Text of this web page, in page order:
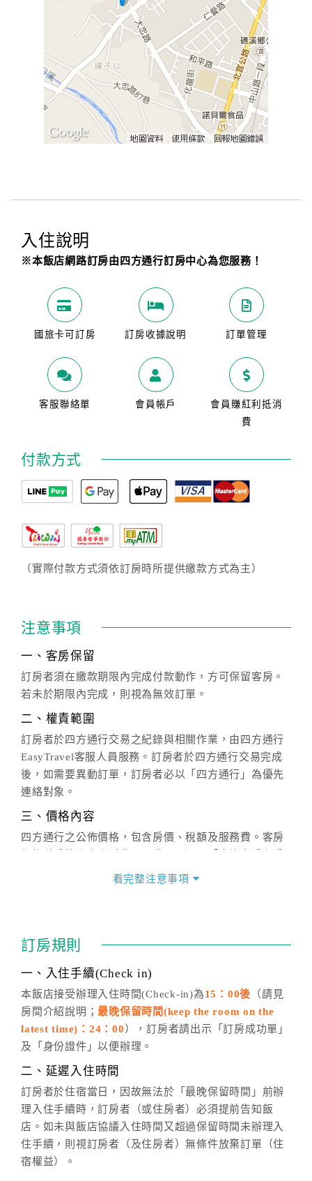
入住說明
※本飯店網路訂房由四方通行訂房中心為您服務！
國旅卡可訂房 訂房收據說明 訂單管理
客服聯絡單 會員帳戶
會員賺紅利抵消
費
付款方式
（實際付款方式須依訂房時所提供繳款方式為主）
注意事項
一、客房保留
訂房者須在繳款期限內完成付款動作，方可保留客房。
若未於期限內完成，則視為無效訂單。
二、權責範圍
訂房者於四方通行交易之紀錄與相關作業，由四方通行
EasyTravel客服人員服務。訂房者於四方通行交易完成
後，如需要異動訂單，訂房者必以「四方通行」為優先
連絡對象。
三、價格內容
四方通行之公佈價格，包含房價、稅額及服務費。客房
價」之當日價格為標準。
話方式異動訂單。
※非客服時間之申辦異動，皆為次日計算及辦理。
五、客服時間
週一至週日，上午9:00～晚上6:00
六、聯絡方式
(07)9682715 。
看完整注意事項
訂房規則
一、入住手續(Check in)
本飯店接受辦理入住時間(Check-in)為15：00後 （請見
房間介紹說明；最晚保留時間(keep the room on the
latest time)：24：00），訂房者請出示「訂房成功單」
及「身份證件」以便辦理。
二、延遲入住時間
訂房者於住宿當日，因故無法於「最晚保留時間」前辦
理入住手續時，訂房者（或住房者）必須提前告知飯
店。如未與飯店協議入住時間又超過保留時間未辦理入
住手續，則視訂房者（及住房者）無條件放棄訂單（住
宿權益）。